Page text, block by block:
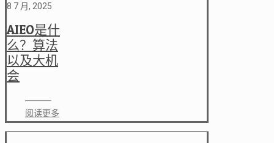
8 7 月, 2025
AIEO是什
么？算法
以及大机
会
阅读更多